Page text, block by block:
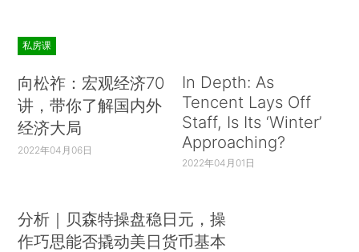
私房课
向松祚：宏观经济70
讲，带你了解国内外
经济大局
2022年04月06日
In Depth: As
Tencent Lays Off
Staff, Is Its ‘Winter’
Approaching?
2022年04月01日
分析｜贝森特操盘稳日元，操
作巧思能否撬动美日货币基本